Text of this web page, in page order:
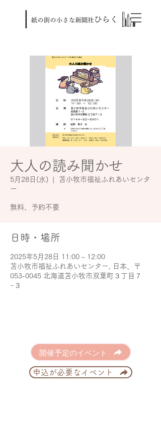
大人の読み聞かせ
5月28日(水)
苫小牧市福祉ふれあいセンタ
ー
無料、予約不要
日時・場所
2025年5月28日 11:00 – 12:00
苫小牧市福祉ふれあいセンター, 日本、〒
053-0045 北海道苫小牧市双葉町３丁目７
−３
開催予定のイベント
申込が必要なイベント